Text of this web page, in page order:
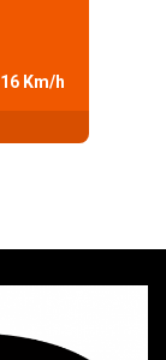
16 Km/h